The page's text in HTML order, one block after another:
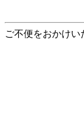
ご不便をおかけい